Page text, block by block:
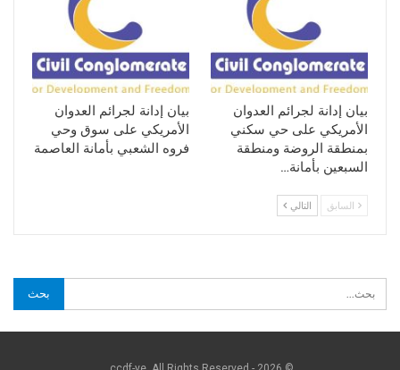
بيان إدانة لجرائم العدوان
الأمريكي على حي سكني
بمنطقة الروضة ومنطقة
السبعين بأمانة…
بيان إدانة لجرائم العدوان
الأمريكي على سوق وحي
فروه الشعبي بأمانة العاصمة
السابق التالي